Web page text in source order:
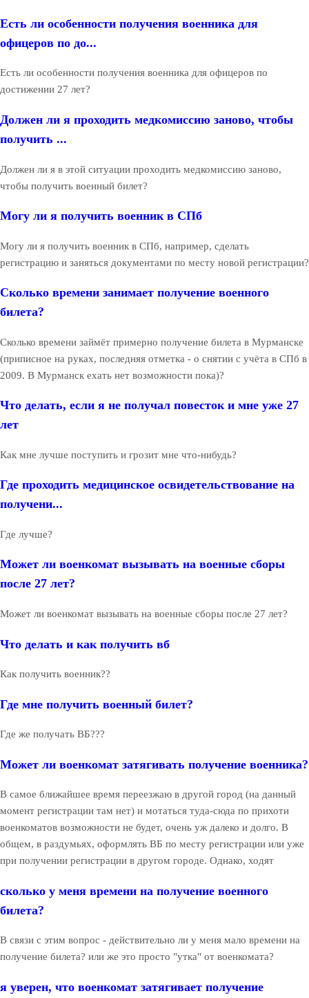
Есть ли особенности получения военника для
офицеров по до...
Есть ли особенности получения военника для офицеров по
достижении 27 лет?
Должен ли я проходить медкомиссию заново, чтобы
получить ...
Должен ли я в этой ситуации проходить медкомиссию заново,
чтобы получить военный билет?
Могу ли я получить военник в СПб
Могу ли я получить военник в СПб, например, сделать
регистрацию и заняться документами по месту новой регистрации?
Сколько времени занимает получение военного
билета?
Сколько времени займёт примерно получение билета в Мурманске
(приписное на руках, последняя отметка - о снятии с учёта в СПб в
2009. В Мурманск ехать нет возможности пока)?
Что делать, если я не получал повесток и мне уже 27
лет
Как мне лучше поступить и грозит мне что-нибудь?
Где проходить медицинское освидетельствование на
получени...
Где лучше?
Может ли военкомат вызывать на военные сборы
после 27 лет?
Может ли военкомат вызывать на военные сборы после 27 лет?
Что делать и как получить вб
Как получить военник??
Где мне получить военный билет?
Где же получать ВБ???
Может ли военкомат затягивать получение военника?
В самое ближайшее время переезжаю в другой город (на данный
момент регистрации там нет) и мотаться туда-сюда по прихоти
военкоматов возможности не будет, очень уж далеко и долго. В
общем, в раздумьях, оформлять ВБ по месту регистрации или уже
при получении регистрации в другом городе. Однако, ходят
сколько у меня времени на получение военного
билета?
В связи с этим вопрос - действительно ли у меня мало времени на
получение билета? или же это просто "утка" от военкомата?
я уверен, что военкомат затягивает получение